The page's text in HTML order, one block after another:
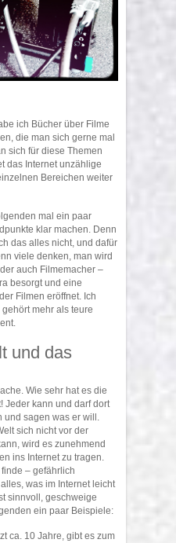
ich Bücher über Filme
die man sich gerne mal
sich für diese Themen
das Internet unzählige
Bereichen weiter
mal ein paar
klar machen. Denn
das alles nicht, und dafür
viele denken, man wird
auch Filmemacher –
besorgt und eine
Filmen eröffnet. Ich
mehr als teure
und das
Wie sehr hat es die
Jeder kann und darf dort
und sagen was er will.
sich nicht vor der
wird es zunehmend
ins Internet zu tragen.
– gefährlich
was im Internet leicht
sinnvoll, geschweige
ein paar Beispiele:
ca. 10 Jahre, gibt es zum